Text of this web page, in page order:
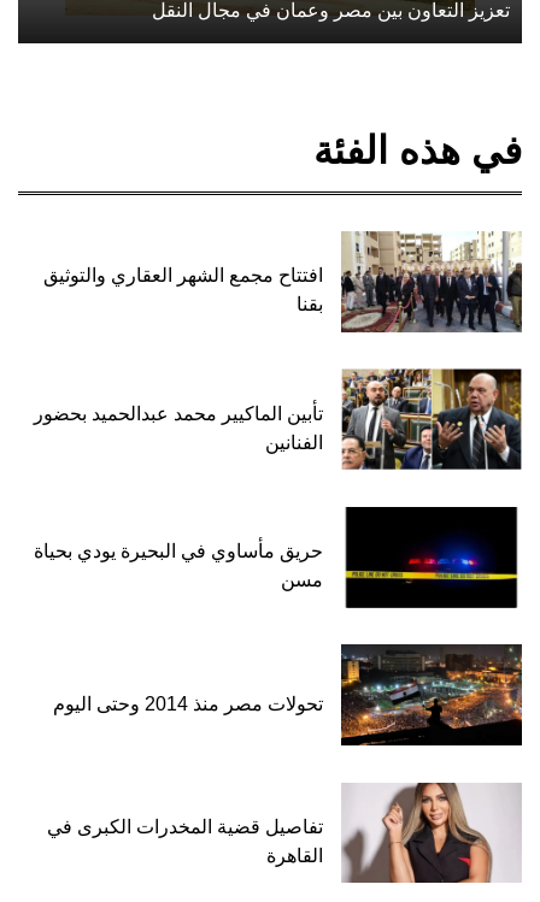
تعزيز التعاون بين مصر وعمان في مجال النقل
في هذه الفئة
افتتاح مجمع الشهر العقاري والتوثيق
بقنا
تأبين الماكيير محمد عبدالحميد بحضور
الفنانين
حريق مأساوي في البحيرة يودي بحياة
مسن
تحولات مصر منذ 2014 وحتى اليوم
تفاصيل قضية المخدرات الكبرى في
القاهرة